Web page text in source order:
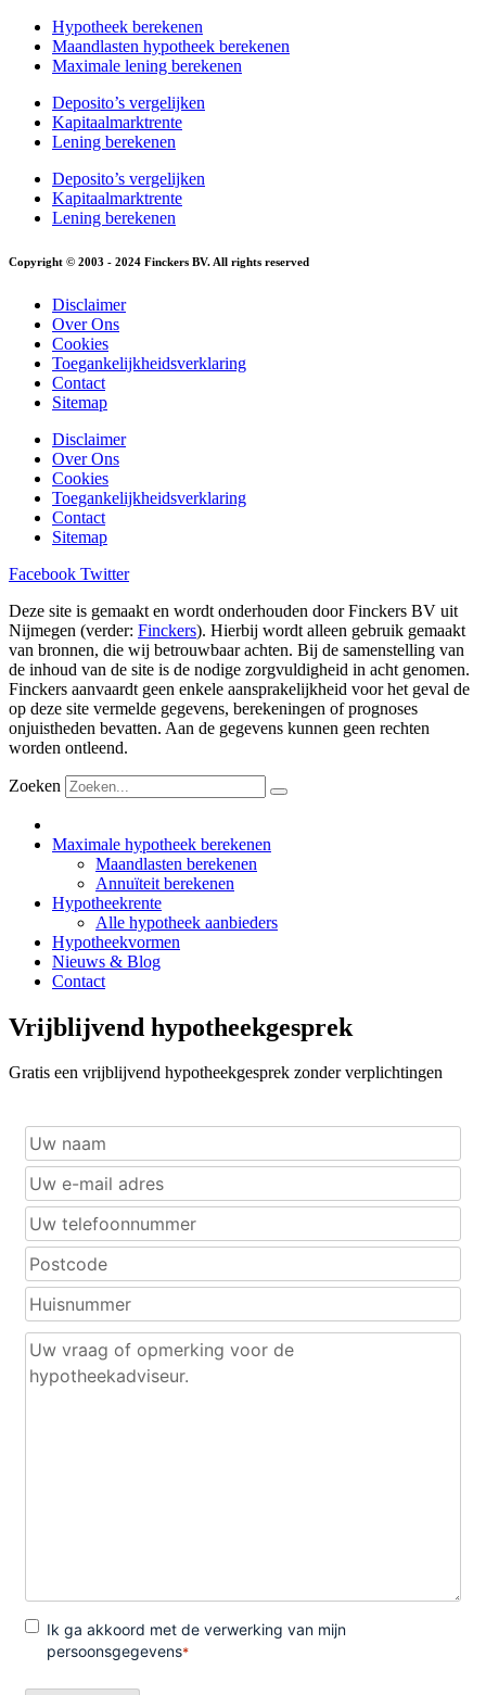
Hypotheek berekenen
Maandlasten hypotheek berekenen
Maximale lening berekenen
Deposito’s vergelijken
Kapitaalmarktrente
Lening berekenen
Deposito’s vergelijken
Kapitaalmarktrente
Lening berekenen
Copyright © 2003 - 2024 Finckers BV. All rights reserved
Disclaimer
Over Ons
Cookies
Toegankelijkheidsverklaring
Contact
Sitemap
Disclaimer
Over Ons
Cookies
Toegankelijkheidsverklaring
Contact
Sitemap
Facebook Twitter
Deze site is gemaakt en wordt onderhouden door Finckers BV uit
Nijmegen (verder: Finckers). Hierbij wordt alleen gebruik gemaakt
van bronnen, die wij betrouwbaar achten. Bij de samenstelling van
de inhoud van de site is de nodige zorgvuldigheid in acht genomen.
Finckers aanvaardt geen enkele aansprakelijkheid voor het geval de
op deze site vermelde gegevens, berekeningen of prognoses
onjuistheden bevatten. Aan de gegevens kunnen geen rechten
worden ontleend.
Zoeken
Maximale hypotheek berekenen
Maandlasten berekenen
Annuïteit berekenen
Hypotheekrente
Alle hypotheek aanbieders
Hypotheekvormen
Nieuws & Blog
Contact
Vrijblijvend hypotheekgesprek
Gratis een vrijblijvend hypotheekgesprek zonder verplichtingen